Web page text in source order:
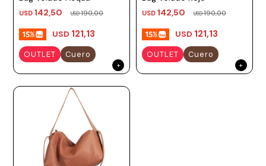
USD 142,50 USD190,00
USD 121,13
OUTLET Cuero
USD 142,50 USD190,00
USD 121,13
OUTLET Cuero
Prune
Mistral
Camelbak